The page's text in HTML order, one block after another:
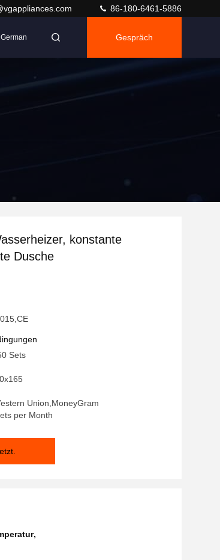
86-180-6461-5886
German Gespräch
konstante
Dusche
Sets
Union,MoneyGram
per Month
,